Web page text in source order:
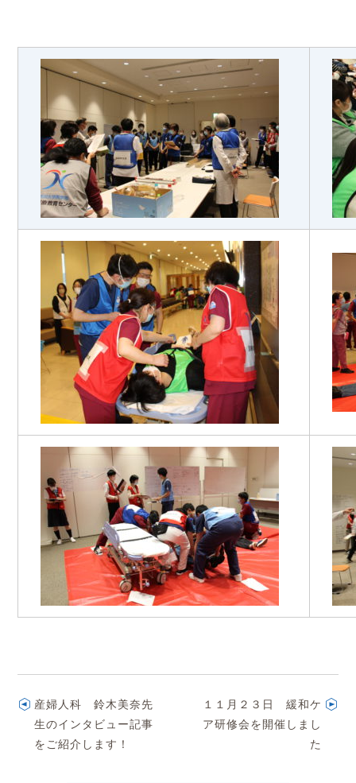
産婦人科 鈴木美奈先
生のインタビュー記事
をご紹介します！
１１月２３日 緩和ケ
ア研修会を開催しまし
た